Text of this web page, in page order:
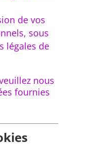
de vos
sous
légales de
nous
fournies